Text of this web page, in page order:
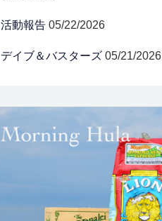
活動報告 05/22/2026
デイブ＆バスターズ 05/21/2026